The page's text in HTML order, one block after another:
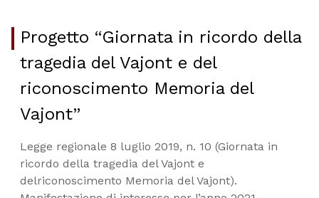
Progetto “Giornata in ricordo della
tragedia del Vajont e del
riconoscimento Memoria del
Vajont”
Legge regionale 8 luglio 2019, n. 10 (Giornata in
ricordo della tragedia del Vajont e
delriconoscimento Memoria del Vajont).